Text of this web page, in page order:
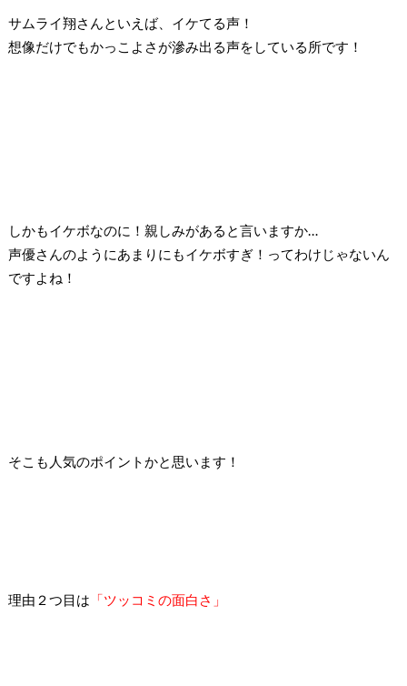
サムライ翔さんといえば、イケてる声！
想像だけでもかっこよさが滲み出る声をしている所です！
しかもイケボなのに！ 親しみがあると言いますか…
声優さんのようにあまりにもイケボすぎ！ってわけじゃないん
ですよね！
そこも人気のポイントかと思います！
理由２つ目は 「ツッコミの面白さ」